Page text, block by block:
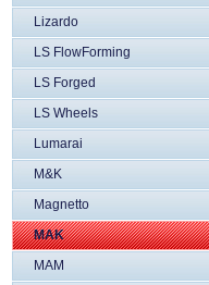
Lizardo
LS FlowForming
LS Forged
LS Wheels
Lumarai
M&K
Magnetto
MAK
MAM